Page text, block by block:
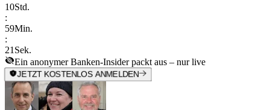
10Std.
:
59Min.
:
21 Sek.
Ein anonymer Banken-Insider packt aus – nur live
JETZT KOSTENLOS ANMELDEN